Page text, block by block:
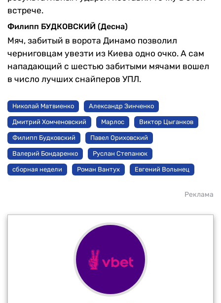
встрече.
Филипп БУДКОВСКИЙ (Десна)
Мяч, забитый в ворота Динамо позволил
черниговцам увезти из Киева одно очко. А сам
нападающий с шестью забитыми мячами вошел
в число лучших снайперов УПЛ.
Николай Матвиенко Александр Зинченко
Дмитрий Хомченовский Марлос Виктор Цыганков
Филипп Будковский Павел Ориховский
Валерий Бондаренко Руслан Степанюк
сборная недели Роман Вантух Евгений Волынец
Реклама